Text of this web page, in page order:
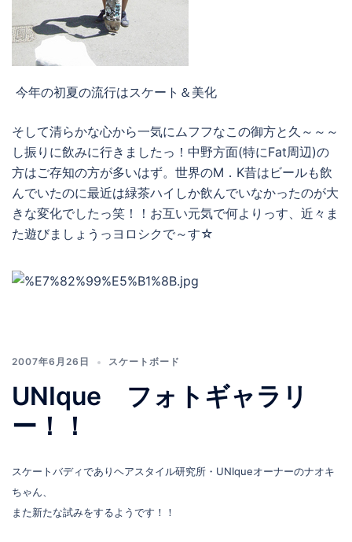
今年の初夏の流行はスケート＆美化
そして清らかな心から一気にムフフなこの御方と久～～～
し振りに飲みに行きましたっ！中野方面(特にFat周辺)の
方はご存知の方が多いはず。世界のM．K昔はビールも飲
んでいたのに最近は緑茶ハイしか飲んでいなかったのが大
きな変化でしたっ笑！！お互い元気で何よりっす、近々ま
た遊びましょうっヨロシクで～す☆
2007年6月26日 スケートボード
UNIque フォトギャラリ
ー！！
スケートバディでありヘアスタイル研究所・UNIqueオーナーのナオキ
ちゃん、
また新たな試みをするようです！！